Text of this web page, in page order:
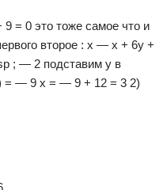
= 0 это тоже самое что и
второе : x — x + 6y +
; — 2 подставим y в
= — 9 x = — 9 + 12 = 3 2)